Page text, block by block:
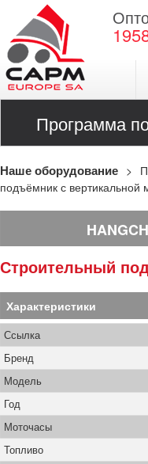
Программа
Наше оборудование
подъёмник с вертикальной
Строительный
Характеристики
Ссылка
Бренд
Модель
Год
Моточасы
Топливо